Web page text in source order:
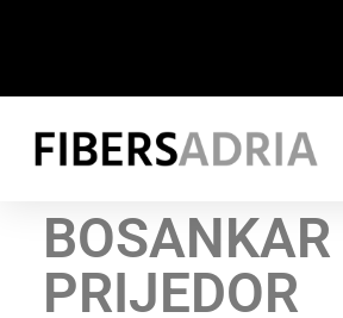
BOSANKAR
PRIJEDOR